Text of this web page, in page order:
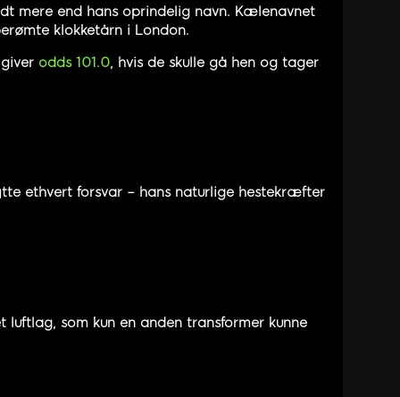
mere end hans oprindelig navn. Kælenavnet
klokketårn i London.
odds 101.0, hvis de skulle gå hen og tager
ethvert forsvar – hans naturlige hestekræfter
som kun en anden transformer kunne